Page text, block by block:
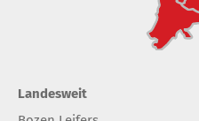
Landesweit